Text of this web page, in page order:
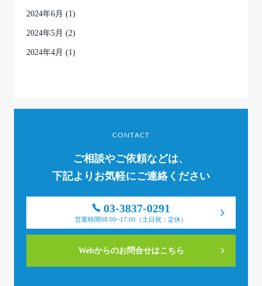
2024年6月 (1)
2024年5月 (2)
2024年4月 (1)
CONTACT
ご相談やご依頼などは、
下記よりお気軽にご連絡ください
03-3837-0291
営業時間08:00~17:00（土日祝：定休）
Webからのお問合せはこちら